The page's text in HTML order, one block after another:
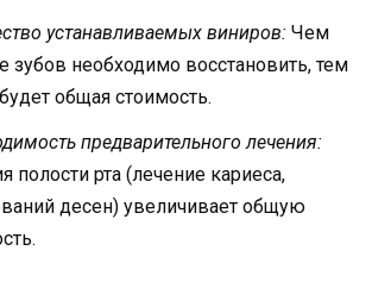
устанавливаемых виниров: Чем
зубов необходимо восстановить, тем
общая стоимость.
предварительного лечения:
полости рта (лечение кариеса,
десен) увеличивает общую